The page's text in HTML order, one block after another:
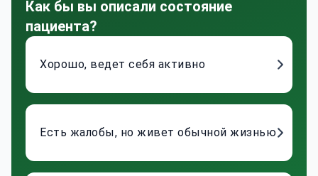
Как бы вы описали состояние
пациента?
Хорошо, ведет себя активно
Есть жалобы, но живет обычной жизнью